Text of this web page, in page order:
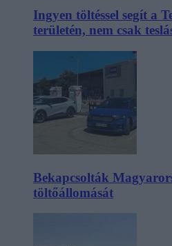
Ingyen töltéssel segít a
területén, nem csak
Bekapcsolták
töltőállomását